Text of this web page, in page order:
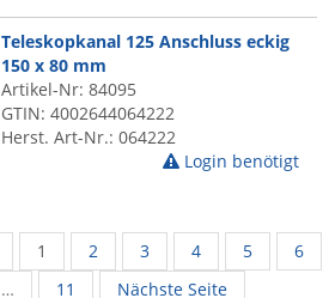
Teleskopkanal 125 Anschluss eckig
150 x 80 mm
Artikel-Nr: 84095
GTIN: 4002644064222
Herst. Art-Nr.: 064222
Login benötigt
1 2 3 4 5
6
… 11 Nächste Seite